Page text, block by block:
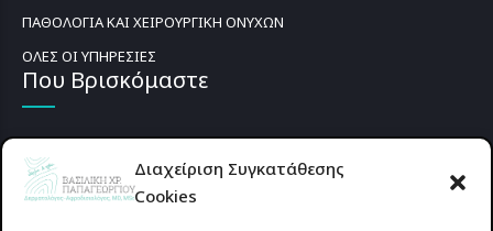
Διαχείριση Συγκατάθεσης
Cookies
ΠΑΘΟΛΟΓΙΑ ΚΑΙ ΧΕΙΡΟΥΡΓΙΚΗ ΟΝΥΧΩΝ
ΟΛΕΣ ΟΙ ΥΠΗΡΕΣΙΕΣ
Που Βρισκόμαστε